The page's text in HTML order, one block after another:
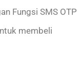
Fungsi SMS OTP
membeli